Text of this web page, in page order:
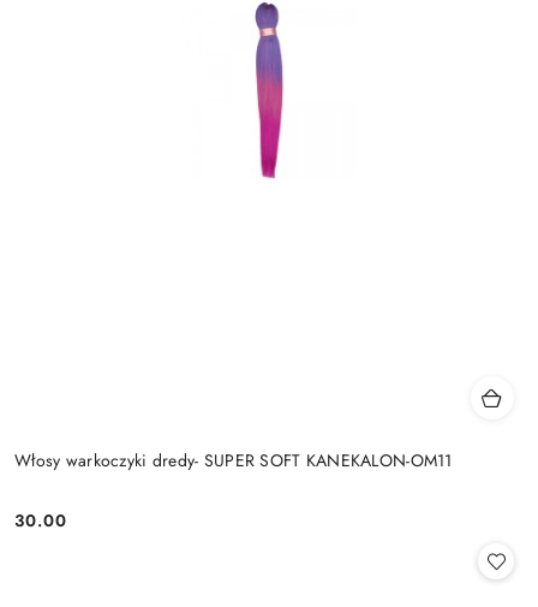
Włosy warkoczyki dredy- SUPER SOFT KANEKALON-OM11
Cena:
30.00